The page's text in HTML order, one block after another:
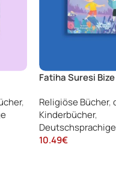
,
Fatiha Suresi
Fatiha)
Religiöse Bücher,
Kinderbücher,
10.49€